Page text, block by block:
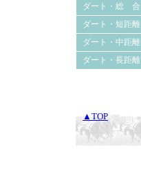
ダート・総 合
ダート・短距離
ダート・中距離
ダート・長距離
▲TOP